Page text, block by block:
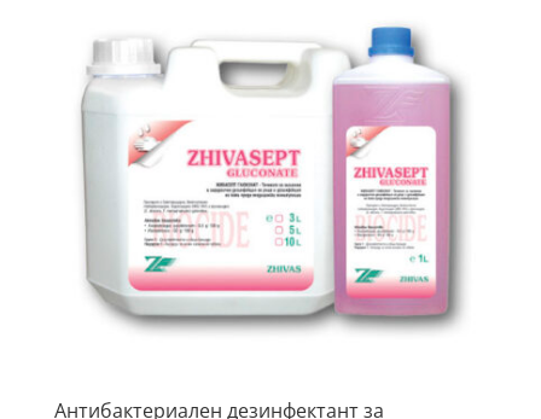
Антибактериален дезинфектант за